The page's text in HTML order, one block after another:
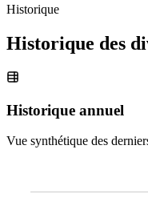
Historique
Historique des
Historique annuel
Vue synthétique des